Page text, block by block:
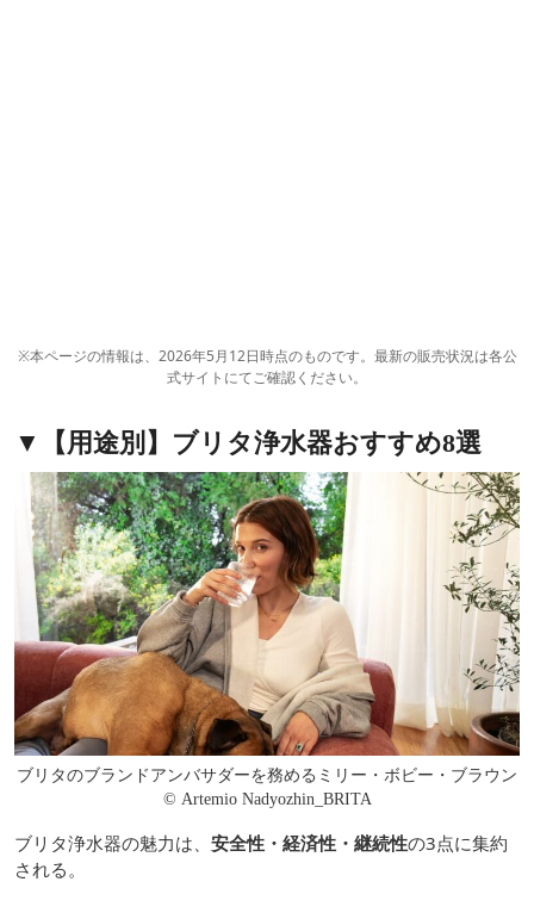
※本ページの情報は、2026年5月12日時点のものです。最新の販売状況は各公
式サイトにてご確認ください。
▼【用途別】ブリタ浄水器おすすめ8選
ブリタのブランドアンバサダーを務めるミリー・ボビー・ブラウン
© Artemio Nadyozhin_BRITA
ブリタ浄水器の魅力は、 安全性・経済性・継続性の3点に集約
される。